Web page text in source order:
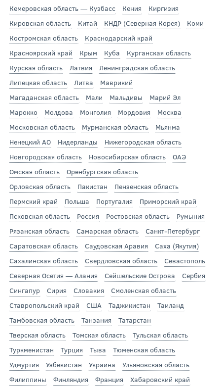
Кемеровская область — Кузбасс
Кения
Киргизия
Кировская область
Китай КНДР (Северная Корея)
Коми
Костромская область
Краснодарский край
Красноярский край
Крым Куба
Курганская область
Курская область
Латвия
Ленинградская область
Липецкая область
Литва
Маврикий
Магаданская область
Мали Мальдивы
Марий Эл
Марокко
Молдова Монголия Мордовия
Москва
Московская область
Мурманская область
Мьянма
Ненецкий АО
Нидерланды
Нижегородская область
Новгородская область
Новосибирская область
ОАЭ
Омская область
Оренбургская область
Орловская область
Пакистан
Пензенская область
Пермский край
Польша Португалия
Приморский край
Псковская область
Россия Ростовская область
Румыния
Рязанская область
Самарская область
Санкт-Петербург
Саратовская область
Саудовская Аравия
Саха (Якутия)
Сахалинская область
Свердловская область
Севастополь
Северная Осетия — Алания
Сейшельские Острова
Сербия
Сингапур
Сирия Словакия
Смоленская область
Ставропольский край
США Таджикистан
Таиланд
Тамбовская область
Танзания
Татарстан
Тверская область
Томская область
Тульская область
Туркменистан
Турция Тыва
Тюменская область
Удмуртия
Узбекистан Украина
Ульяновская область
Филиппины
Финляндия Франция
Хабаровский край